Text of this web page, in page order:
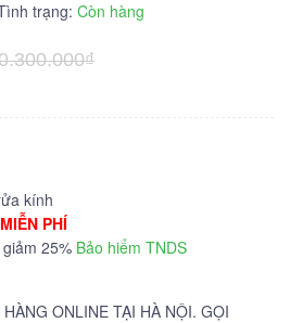
trạng: Còn hàng
kính
MIỄN PHÍ
giảm 25% Bảo hiểm TNDS
ONLINE TẠI HÀ NỘI. GỌI